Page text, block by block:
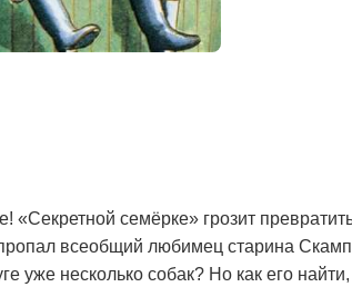
«Секретной семёрке» грозит
всеобщий любимец старина
уже несколько собак? Но как его